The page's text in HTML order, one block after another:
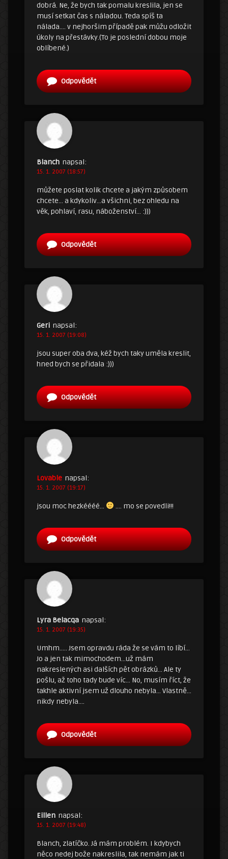
dobrá. Ne, že bych tak pomalu kreslila, jen se
musí setkat čas s náladou. Teda spíš ta
nálada…. v nejhoršim případě pak můžu odložit
úkoly na přestávky.(To je poslední dobou moje
oblíbené.)
Odpovědět
Blanch napsal:
15. 1. 2007 (18:57)
můžete poslat kolik chcete a jakým způsobem
chcete… a kdykoliv…a všichni, bez ohledu na
věk, pohlaví, rasu, náboženství… :)))
Odpovědět
Geri napsal:
15. 1. 2007 (19:08)
jsou super oba dva, kéž bych taky uměla kreslit,
hned bych se přidala :)))
Odpovědět
Lovable napsal:
15. 1. 2007 (19:17)
jsou moc hezkéééé… …. mo se povedli!!!
Odpovědět
Lyra Belacqa napsal:
15. 1. 2007 (19:35)
Umhm….. Jsem opravdu ráda že se vám to líbí…
Jo a jen tak mimochodem…už mám
nakreslených asi dalších pět obrázků… Ale ty
pošlu, až toho tady bude víc… No, musím říct, že
takhle aktivní jsem už dlouho nebyla… Vlastně…
nikdy nebyla….
Odpovědět
Eillen napsal:
15. 1. 2007 (19:48)
Blanch, zlatíčko. Já mám problém. I kdybych
něco nedej bože nakreslila, tak nemám jak ti